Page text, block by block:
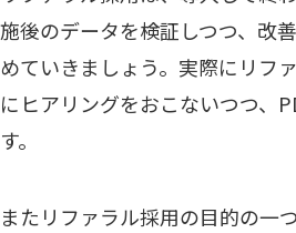
施後のデータを検証しつつ、改
めていきましょう。実際にリフ
にヒアリングをおこないつつ、
す。
またリファラル採用の目的の一